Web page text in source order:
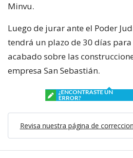
Minvu.
Luego de jurar ante el Poder
tendrá un plazo de 30 días
acabado sobre las
empresa San Sebastián.
¿ENCONTRASTE UN
ERROR?
Revisa nuestra página de